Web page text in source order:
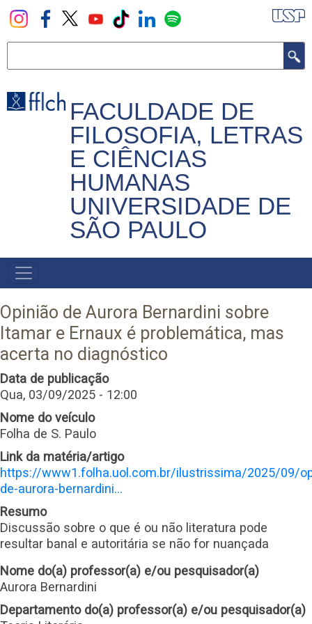
Pular
para
principal
FACULDADE DE
FILOSOFIA, LETRAS
E CIÊNCIAS
HUMANAS
UNIVERSIDADE DE
SÃO PAULO
NAVEGADOR
PRINCIPAL
Opinião de Aurora Bernardini sobre
Itamar e Ernaux é problemática, mas
acerta no diagnóstico
Data de publicação
Qua, 03/09/2025 - 12:00
Nome do veículo
Folha de S. Paulo
Link da matéria/artigo
https://www1.folha.uol.com.br/ilustrissima/2025/09/
de-aurora-bernardini…
Resumo
Discussão sobre o que é ou não literatura pode
resultar banal e autoritária se não for nuançada
Nome do(a) professor(a) e/ou pesquisador(a)
Aurora Bernardini
Departamento do(a) professor(a) e/ou pesquisador(a)